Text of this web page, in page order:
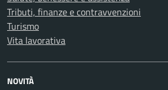
Tributi, finanze e contravvenzioni
Turismo
Vita lavorativa
NOVITÀ